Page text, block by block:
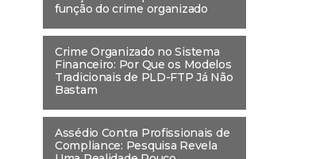
função do crime organizado
Crime Organizado no Sistema
Financeiro: Por Que os Modelos
Tradicionais de PLD-FTP Já Não
Bastam
Assédio Contra Profissionais de
Compliance: Pesquisa Revela